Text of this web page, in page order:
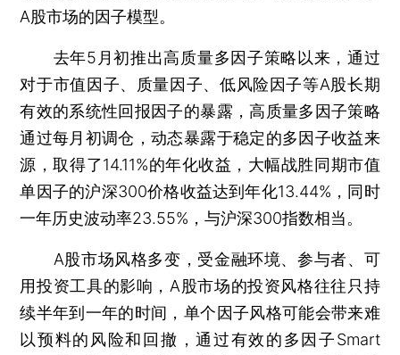
A股市场的因子模型。
去年5月初推出高质量多因子策略以来，通过
对于市值因子、质量因子、低风险因子等A股长期
有效的系统性回报因子的暴露，高质量多因子策略
通过每月初调仓，动态暴露于稳定的多因子收益来
源，取得了14.11%的年化收益，大幅战胜同期市值
单因子的沪深300价格收益达到年化13.44%，同时
一年历史波动率23.55%，与沪深300指数相当。
A股市场风格多变，受金融环境、参与者、可
用投资工具的影响，A股市场的投资风格往往只持
续半年到一年的时间，单个因子风格可能会带来难
以预料的风险和回撤，通过有效的多因子Smart